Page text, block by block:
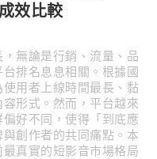
效比較
無論是行銷、流量、品
排名息息相關。根據國
用者上線時間最長、黏
形式。然而，平台越來
好不同，使得「到底應
創作者的共同痛點。本
真實的短影音市場格局